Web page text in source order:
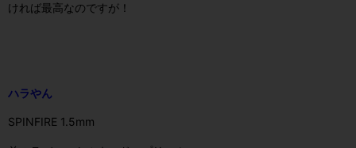
ければ最高なのですが！
ハラやん
SPINFIRE 1.5mm